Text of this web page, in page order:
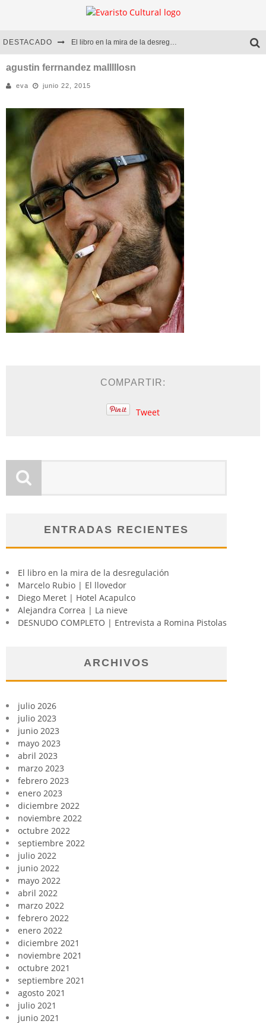
DESTACADO El libro en la mira de la desregulación
Marcelo Rubio | El llovedor
Diego Meret | Hotel Acapulco
Alejandra Correa | La nieve
agustin ferrnandez malllllosn
eva junio 22, 2015
COMPARTIR:
Tweet
ENTRADAS RECIENTES
El libro en la mira de la desregulación
Marcelo Rubio | El llovedor
Diego Meret | Hotel Acapulco
Alejandra Correa | La nieve
DESNUDO COMPLETO | Entrevista a Romina Pistolas
ARCHIVOS
julio 2026
julio 2023
junio 2023
mayo 2023
abril 2023
marzo 2023
febrero 2023
enero 2023
diciembre 2022
noviembre 2022
octubre 2022
septiembre 2022
julio 2022
junio 2022
mayo 2022
abril 2022
marzo 2022
febrero 2022
enero 2022
diciembre 2021
noviembre 2021
octubre 2021
septiembre 2021
agosto 2021
julio 2021
junio 2021